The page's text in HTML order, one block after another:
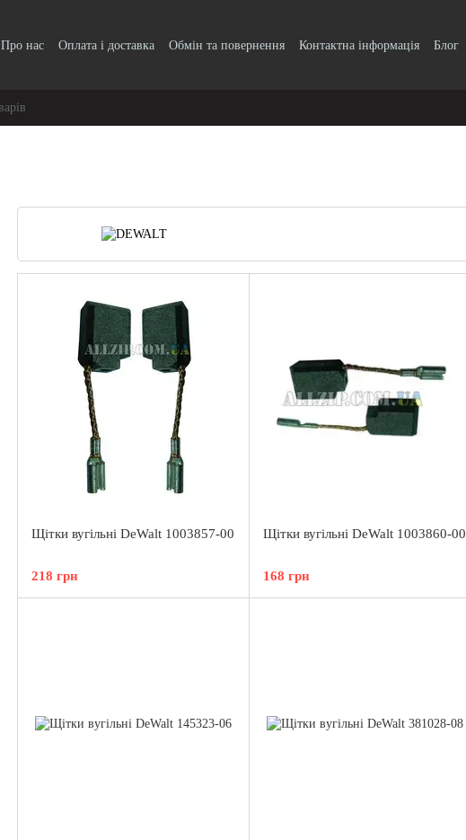
Про нас Оплата і доставка Обмін та повернення Контактна інформація Блог
Щітки вугільні DeWalt 1003857-00
218 грн
Щітки вугільні DeWalt 1003860-00
168 грн